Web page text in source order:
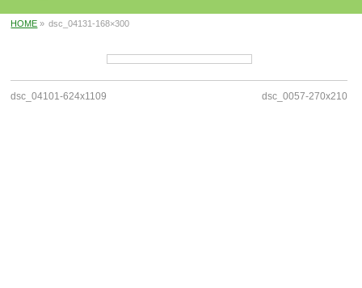
HOME » dsc_04131-168×300
dsc_04101-624x1109 dsc_0057-270x210